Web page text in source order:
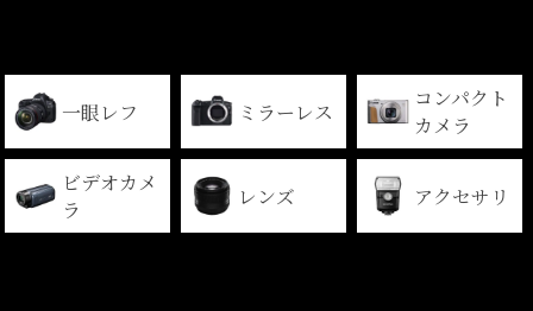
一眼レフ ミラーレス
コンパクト
カメラ
ビデオカメ
ラ
レンズ アクセサリ